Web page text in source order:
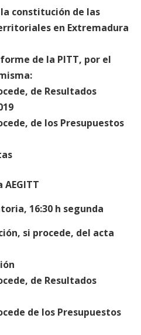
constitución de las
en Extremadura
de la PITT, por el
de Resultados
de los Presupuestos
16:30 h segunda
si procede, del acta
de Resultados
de los Presupuestos